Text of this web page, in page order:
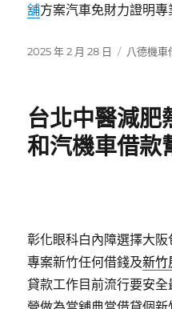
舖方案汽車免財力證明專
發
2025 年 2 月 28 日
分
八德機車
台北中醫減
和汽機車借款
彰化眼科白內障選擇大
專案新竹任何借錢及新竹
貸款工作目前流行要安